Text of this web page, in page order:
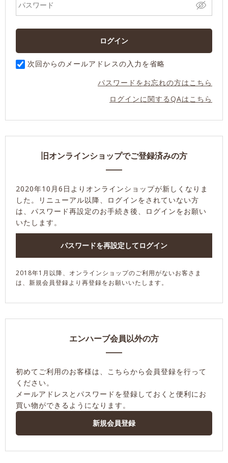
次回からのメールアドレスの入力を省略
パスワードをお忘れの方はこちら
ログインに関するQAはこちら
エンハーブ会員以外の方
初めてご利用のお客様は、こちらから会員登録を行って
ください。
メールアドレスとパスワードを登録しておくと便利にお
買い物ができるようになります。
旧オンラインショップでご登録済みの方
2020年10月6日よりオンラインショップが新しくなりま
した。
リニューアル以降、ログインをされていない方
は、パスワード再設定のお手続き後、ログインをお願い
いたします。
2018年1月以降、オンラインショップのご利用がないお客さま
は、新規会員登録より再登録をお願いいたします。